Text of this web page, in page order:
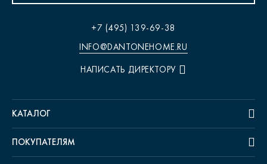
+7 (495) 139-69-38
INFO@DANTONEHOME.RU
НАПИСАТЬ ДИРЕКТОРУ
КАТАЛОГ
ПОКУПАТЕЛЯМ